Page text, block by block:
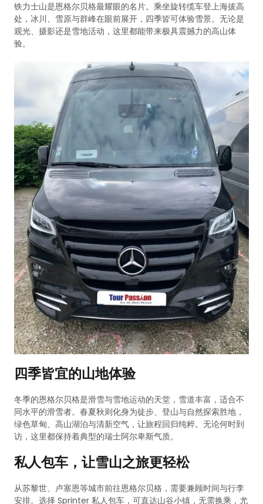
铁力士山是恩格尔贝格最耀眼的名片。乘坐旋转缆车登上海拔高
处，冰川、雪原与群峰在眼前展开，四季皆可体验雪景。无论是
观光、摄影还是雪地活动，这里都能带来极具震撼力的高山体
验。
四季皆宜的山地体验
冬季的恩格尔贝格是滑雪与雪地运动的天堂，雪道丰富，适合不
同水平的滑雪者。春夏秋则化身为徒步、登山与自然探索胜地，
绿色草甸、高山湖泊与清新空气，让旅程回归纯粹。无论何时到
访，这里都保持着典型的瑞士阿尔卑斯气质。
私人包车，让雪山之旅更轻松
从苏黎世、卢塞恩等城市前往恩格尔贝格，需要兼顾时间与行李
安排。选择 Sprinter 私人包车，可直达山谷小镇，无需换乘，尤